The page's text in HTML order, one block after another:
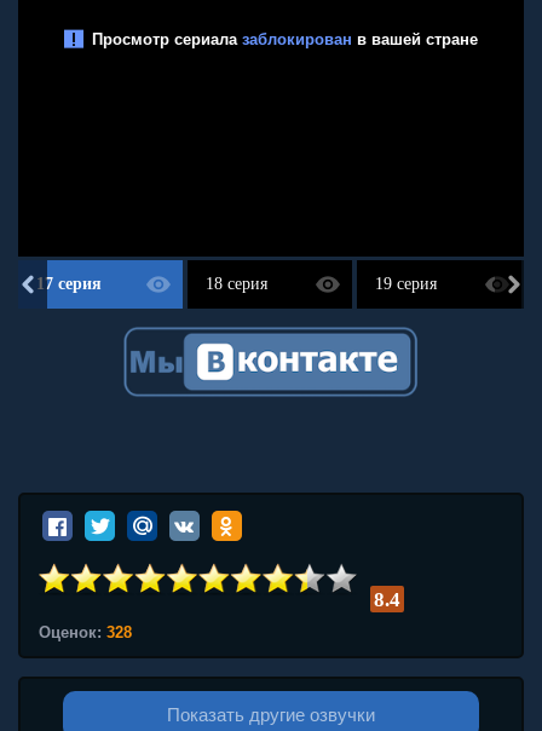
17 серия 18 серия 19 серия
8.4
Оценок: 328
Показать другие озвучки